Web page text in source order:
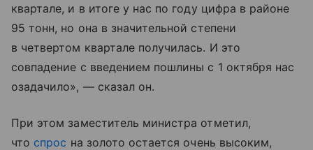
квартале, и в итоге у нас по году цифра в районе
95 тонн, но она в значительной степени
в четвертом квартале получилась. И это
совпадение с введением пошлины с 1 октября нас
озадачило», — сказал он.
При этом заместитель министра отметил,
что спрос на золото остается очень высоким,